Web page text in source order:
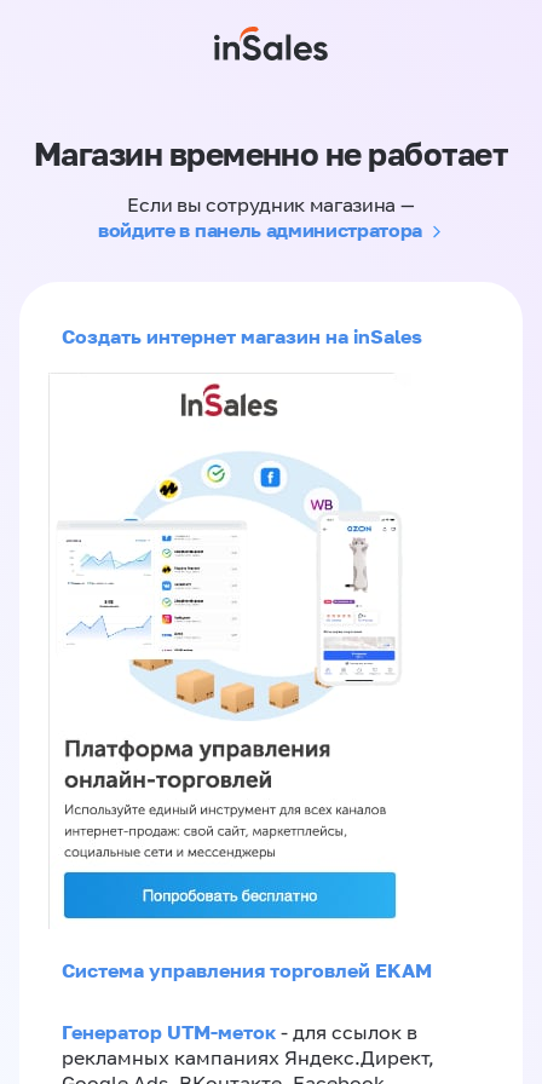
Магазин временно не работает
Если вы сотрудник магазина —
войдите в панель администратора
Создать интернет магазин на inSales
Система управления торговлей EKAM
Генератор UTM-меток - для ссылок в
рекламных кампаниях Яндекс.Директ,